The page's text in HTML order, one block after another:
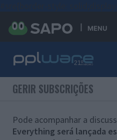
MENU
GERIR SUBSCRIÇÕES
Pode acompanhar a
Everything será lançada